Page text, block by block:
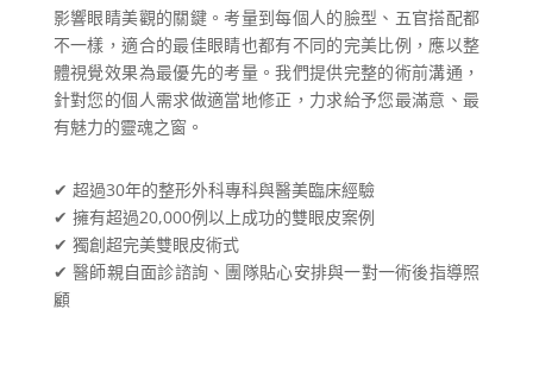
影響眼睛美觀的關鍵。考量到每個人的臉型、五官搭配都
不一樣，適合的最佳眼睛也都有不同的完美比例，應以整
體視覺效果為最優先的考量。我們提供完整的術前溝通，
針對您的個人需求做適當地修正，力求給予您最滿意、最
有魅力的靈魂之窗。
✔ 超過30年的整形外科專科與醫美臨床經驗
✔ 擁有超過20,000例以上成功的雙眼皮案例
✔ 獨創超完美雙眼皮術式
✔ 醫師親自面診諮詢、團隊貼心安排與一對一術後指導照
顧